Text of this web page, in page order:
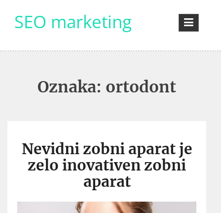
contentSEO marketing
Oznaka: ortodont
Nevidni zobni aparat je
zelo inovativen zobni
aparat